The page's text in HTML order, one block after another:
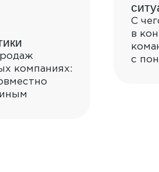
С
в
с
компаниях:
бонусы и скидки,
для скачивания.
важное.